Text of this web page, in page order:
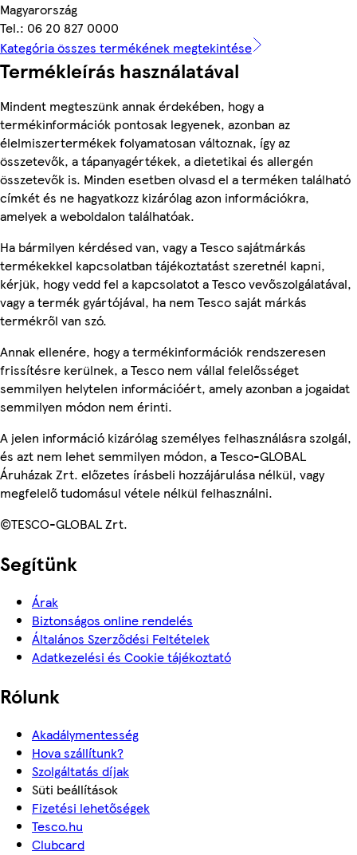
Magyarország
Tel.: 06 20 827 0000
Kategória összes termékének megtekintése
Termékleírás használatával
Mindent megteszünk annak érdekében, hogy a
termékinformációk pontosak legyenek, azonban az
élelmiszertermékek folyamatosan változnak, így az
összetevők, a tápanyagértékek, a dietetikai és allergén
összetevők is. Minden esetben olvasd el a terméken található
címkét és ne hagyatkozz kizárólag azon információkra,
amelyek a weboldalon találhatóak.
Ha bármilyen kérdésed van, vagy a Tesco sajátmárkás
termékekkel kapcsolatban tájékoztatást szeretnél kapni,
kérjük, hogy vedd fel a kapcsolatot a Tesco vevőszolgálatával,
vagy a termék gyártójával, ha nem Tesco saját márkás
termékről van szó.
Annak ellenére, hogy a termékinformációk rendszeresen
frissítésre kerülnek, a Tesco nem vállal felelősséget
semmilyen helytelen információért, amely azonban a jogaidat
semmilyen módon nem érinti.
A jelen információ kizárólag személyes felhasználásra szolgál,
és azt nem lehet semmilyen módon, a Tesco-GLOBAL
Áruházak Zrt. előzetes írásbeli hozzájárulása nélkül, vagy
megfelelő tudomásul vétele nélkül felhasználni.
©TESCO-GLOBAL Zrt.
Segítünk
Árak
Biztonságos online rendelés
Általános Szerződési Feltételek
Adatkezelési és Cookie tájékoztató
Rólunk
Akadálymentesség
Hova szállítunk?
Szolgáltatás díjak
Süti beállítások
Fizetési lehetőségek
Tesco.hu
Clubcard